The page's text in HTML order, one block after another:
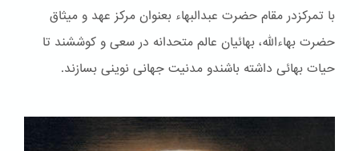
با تمرکزدر مقام حضرت عبدالبهاء بعنوان مركز عهد و ميثاق
حضرت بهاءالله، بهائيان عالم متحدانه در سعى و كوششند تا
حيات بهائى داشته باشندو مدنيت جهانى نوينى بسازند.